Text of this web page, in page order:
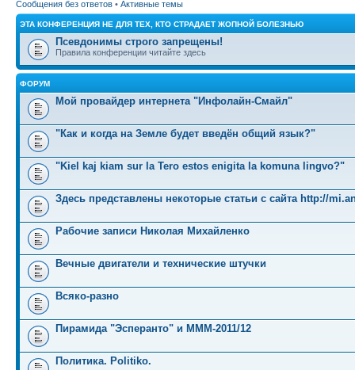
Сообщения без ответов • Активные темы
ЭТА КОНФЕРЕНЦИЯ НЕ ДЛЯ ТЕХ, КТО СТРАДАЕТ ЖОПНОЙ БОЛЕЗНЬЮ
Псевдонимы строго запрещены!
Правила конференции читайте здесь
ФОРУМ
Мой провайдер интернета "Инфолайн-Смайл"
"Как и когда на Земле будет введён общий язык?"
"Kiel kaj kiam sur la Tero estos enigita la komuna lingvo?"
Здесь представлены некоторые статьи с сайта http://
Рабочие записи Николая Михайленко
Вечные двигатели и технические штучки
Всяко-разно
Пирамида "Эсперанто" и MMM-2011/12
Политика. Politiko.